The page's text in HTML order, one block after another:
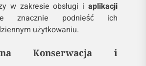
w zakresie obsługi iaplikacji
znacznie podnieść ich
użytkowaniu.
Konserwacja i